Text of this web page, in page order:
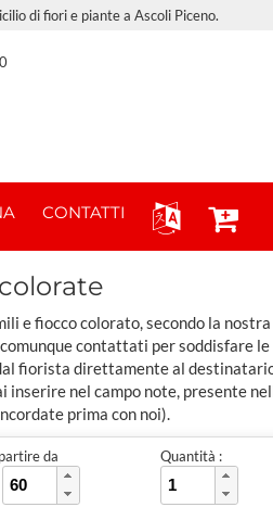
di fiori e piante a Ascoli Piceno.
CONTATTI
e fiocco colorato, secondo la nostra
contattati per soddisfare le
fiorista direttamente al
nel campo note, presente
prima con noi).
da Quantità :